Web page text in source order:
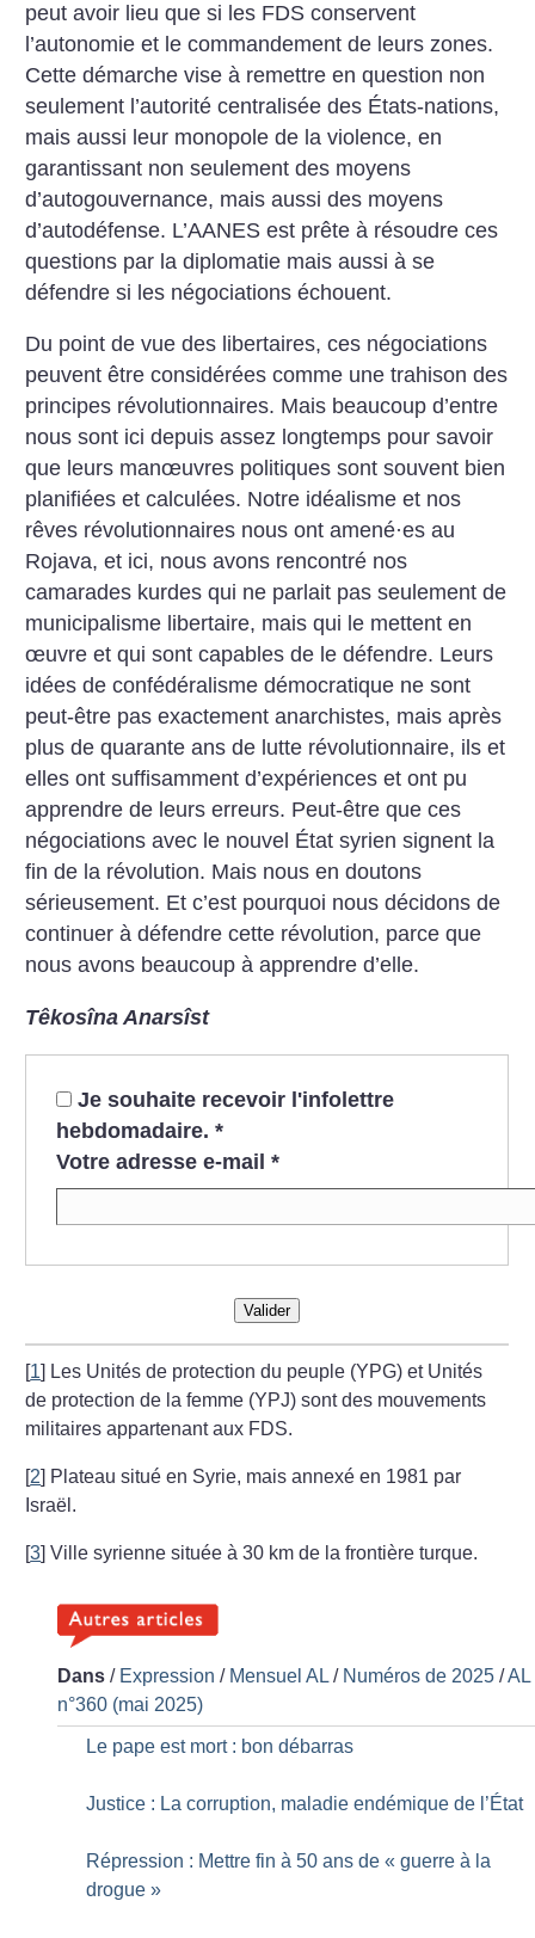
peut avoir lieu que si les FDS conservent
l’autonomie et le commandement de leurs zones.
Cette démarche vise à remettre en question non
seulement l’autorité centralisée des États-nations,
mais aussi leur monopole de la violence, en
garantissant non seulement des moyens
d’autogouvernance, mais aussi des moyens
d’autodéfense. L’AANES est prête à résoudre ces
questions par la diplomatie mais aussi à se
défendre si les négociations échouent.
Du point de vue des libertaires, ces négociations
peuvent être considérées comme une trahison des
principes révolutionnaires. Mais beaucoup d’entre
nous sont ici depuis assez longtemps pour savoir
que leurs manœuvres politiques sont souvent bien
planifiées et calculées. Notre idéalisme et nos
rêves révolutionnaires nous ont amené·es au
Rojava, et ici, nous avons rencontré nos
camarades kurdes qui ne parlait pas seulement de
municipalisme libertaire, mais qui le mettent en
œuvre et qui sont capables de le défendre. Leurs
idées de confédéralisme démocratique ne sont
peut-être pas exactement anarchistes, mais après
plus de quarante ans de lutte révolutionnaire, ils et
elles ont suffisamment d’expériences et ont pu
apprendre de leurs erreurs. Peut-être que ces
négociations avec le nouvel État syrien signent la
fin de la révolution. Mais nous en doutons
sérieusement. Et c’est pourquoi nous décidons de
continuer à défendre cette révolution, parce que
nous avons beaucoup à apprendre d’elle.
Têkosîna Anarsîst
Je souhaite recevoir l'infolettre
hebdomadaire. *
Votre adresse e-mail *
Valider
[1] Les Unités de protection du peuple (YPG) et Unités
de protection de la femme (YPJ) sont des mouvements
militaires appartenant aux FDS.
[2] Plateau situé en Syrie, mais annexé en 1981 par
Israël.
[3]Ville syrienne située à 30 km de la frontière turque.
Dans / Expression / Mensuel AL / Numéros de 2025 /AL
n°360 (mai 2025)
Le pape est mort : bon débarras
Justice : La corruption, maladie endémique de l’État
Répression : Mettre fin à 50 ans de « guerre à la
drogue »